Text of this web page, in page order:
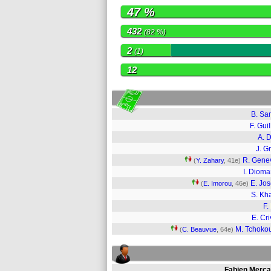
47 %
432(82 %)
2(1)
12
B.
F.
A.
J.
(Y. Zahary, 41e) R.
I.
(E. Imorou , 46e) E.
S.
E.
(C. Beauvue , 64e) M.